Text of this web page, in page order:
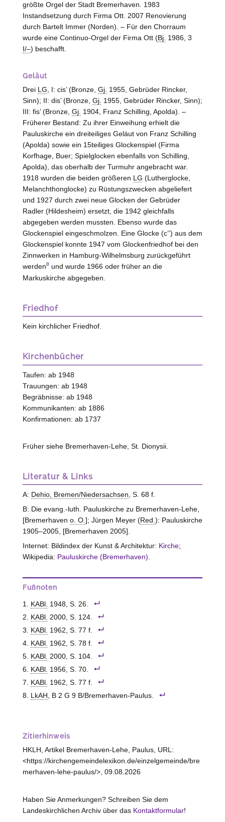
größte Orgel der Stadt Bremerhaven. 1983
Instandsetzung durch Firma Ott. 2007 Renovierung
durch Bartelt Immer (Norden). – Für den Chorraum
wurde eine Continuo-Orgel der Firma Ott (Bj. 1986, 3
I/–) beschafft.
Geläut
Drei LG , I: cis’ (Bronze, Gj. 1955, Gebrüder Rincker,
Sinn); II: dis’ (Bronze, Gj. 1955, Gebrüder Rincker, Sinn);
III: fis’ (Bronze, Gj. 1904, Franz Schilling, Apolda). –
Früherer Bestand: Zu ihrer Einweihung erhielt die
Pauluskirche ein dreiteiliges Geläut von Franz Schilling
(Apolda) sowie ein 15teiliges Glockenspiel (Firma
Korfhage, Buer; Spielglocken ebenfalls von Schilling,
Apolda), das oberhalb der Turmuhr angebracht war.
1918 wurden die beiden größeren LG (Lutherglocke,
Melanchthonglocke) zu Rüstungszwecken abgeliefert
und 1927 durch zwei neue Glocken der Gebrüder
Radler (Hildesheim) ersetzt, die 1942 gleichfalls
abgegeben werden mussten. Ebenso wurde das
Glockenspiel eingeschmolzen. Eine Glocke (c’’) aus dem
Glockenspiel konnte 1947 vom Glockenfriedhof bei den
Zinnwerken in Hamburg-Wilhelmsburg zurückgeführt
werden8 und wurde 1966 oder früher an die
Markuskirche abgegeben.
Friedhof
Kein kirchlicher Friedhof.
Kirchenbücher
Taufen: ab 1948
Trauungen: ab 1948
Begräbnisse: ab 1948
Kommunikanten: ab 1886
Konfirmationen: ab 1737
Früher siehe Bremerhaven-Lehe, St. Dionysii.
Literatur & Links
A: Dehio, Bremen/Niedersachsen , S. 68 f.
B: Die evang.-luth. Pauluskirche zu Bremerhaven-Lehe,
[Bremerhaven o. O. ]; Jürgen Meyer (Red. ): Pauluskirche
1905–2005, [Bremerhaven 2005].
Internet: Bildindex der Kunst & Architektur: Kirche;
Wikipedia: Pauluskirche (Bremerhaven).
Fußnoten
KABl.
1948, S. 26.
KABl.
2000, S. 124.
KABl.
1962, S. 77 f.
KABl.
1962, S. 78 f.
KABl.
2000, S. 104.
KABl.
1956, S. 70.
KABl.
1962, S. 77 f.
LkAH
, B 2 G 9 B/Bremerhaven-Paulus.
Zitierhinweis
HKLH, Artikel Bremerhaven-Lehe, Paulus, URL:
<https://kirchengemeindelexikon.de/einzelgemeinde/bre
merhaven-lehe-paulus/>, 09.08.2026
Haben Sie Anmerkungen? Schreiben Sie dem
Landeskirchlichen Archiv über das Kontaktformular!